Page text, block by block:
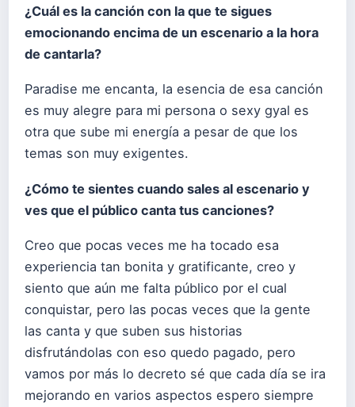
¿Cuál es la canción con la que te sigues
emocionando encima de un escenario a la hora
de cantarla?
Paradise me encanta, la esencia de esa canción
es muy alegre para mi persona o sexy gyal es
otra que sube mi energía a pesar de que los
temas son muy exigentes.
¿Cómo te sientes cuando sales al escenario y
ves que el público canta tus canciones?
Creo que pocas veces me ha tocado esa
experiencia tan bonita y gratificante, creo y
siento que aún me falta público por el cual
conquistar, pero las pocas veces que la gente
las canta y que suben sus historias
disfrutándolas con eso quedo pagado, pero
vamos por más lo decreto sé que cada día se ira
mejorando en varios aspectos espero siempre